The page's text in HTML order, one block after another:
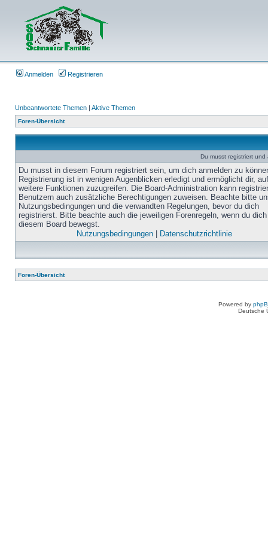
Anmelden Registrieren
Unbeantwortete Themen | Aktive Themen
Foren-Übersicht
Du musst registriert
Du musst in diesem Forum registriert sein, um dich anmelden zu
Registrierung ist in wenigen Augenblicken erledigt und ermöglicht dir, auf
weitere Funktionen zuzugreifen. Die Board-Administration kann
Benutzern auch zusätzliche Berechtigungen zuweisen. Beachte bitte
Nutzungsbedingungen und die verwandten Regelungen, bevor du dich
registrierst. Bitte beachte auch die jeweiligen Forenregeln, wenn du
diesem Board bewegst.
Nutzungsbedingungen| Datenschutzrichtlinie
Foren-Übersicht
Powered by
Deutsche